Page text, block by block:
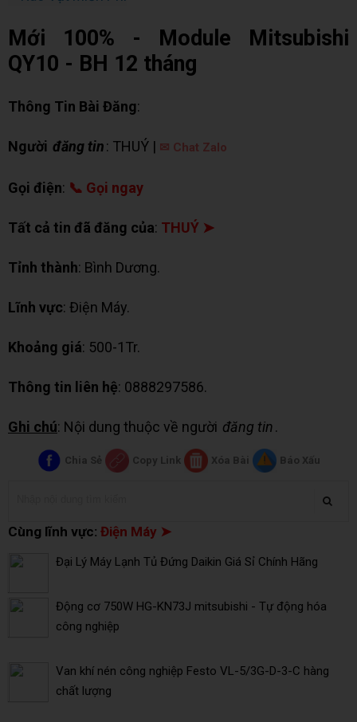
Mới 100% - Module Mitsubishi
QY10 - BH 12 tháng
Thông Tin Bài Đăng:
Người đăng tin: THUÝ | ✉ Chat Zalo
Gọi điện: 📞 Gọi ngay
Tất cả tin đã đăng của: THUÝ ➤
Tỉnh thành: Bình Dương.
Lĩnh vực: Điện Máy.
Khoảng giá: 500-1Tr.
Thông tin liên hệ: 0888297586.
Ghi chú: Nội dung thuộc về người đăng tin.
Chia Sẻ Copy Link Xóa Bài Báo Xấu
Cùng lĩnh vực: Điện Máy ➤
Đại Lý Máy Lạnh Tủ Đứng Daikin Giá Sỉ Chính Hãng
Động cơ 750W HG-KN73J mitsubishi - Tự động hóa
công nghiệp
Van khí nén công nghiệp Festo VL-5/3G-D-3-C hàng
chất lượng